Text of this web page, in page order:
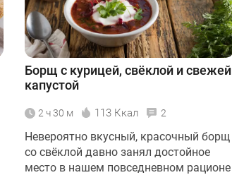
Борщ с курицей, свёклой и свежей
капустой
2 ч 30 м 113 Ккал 2
Невероятно вкусный, красочный борщ
со свёклой давно занял достойное
место в нашем повседневном рационе